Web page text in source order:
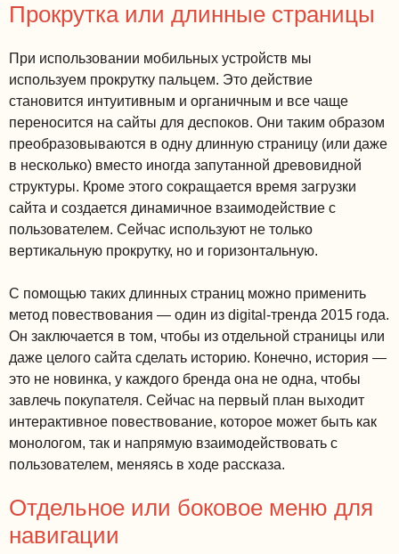
Прокрутка или длинные страницы
При использовании мобильных устройств мы
используем прокрутку пальцем. Это действие
становится интуитивным и органичным и все чаще
переносится на сайты для деспоков. Они таким образом
преобразовываются в одну длинную страницу (или даже
в несколько) вместо иногда запутанной древовидной
структуры. Кроме этого сокращается время загрузки
сайта и создается динамичное взаимодействие с
пользователем. Сейчас используют не только
вертикальную прокрутку, но и горизонтальную.
С помощью таких длинных страниц можно применить
метод повествования — один из digital-тренда 2015 года.
Он заключается в том, чтобы из отдельной страницы или
даже целого сайта сделать историю. Конечно, история —
это не новинка, у каждого бренда она не одна, чтобы
завлечь покупателя. Сейчас на первый план выходит
интерактивное повествование, которое может быть как
монологом, так и напрямую взаимодействовать с
пользователем, меняясь в ходе рассказа.
Отдельное или боковое меню для
навигации